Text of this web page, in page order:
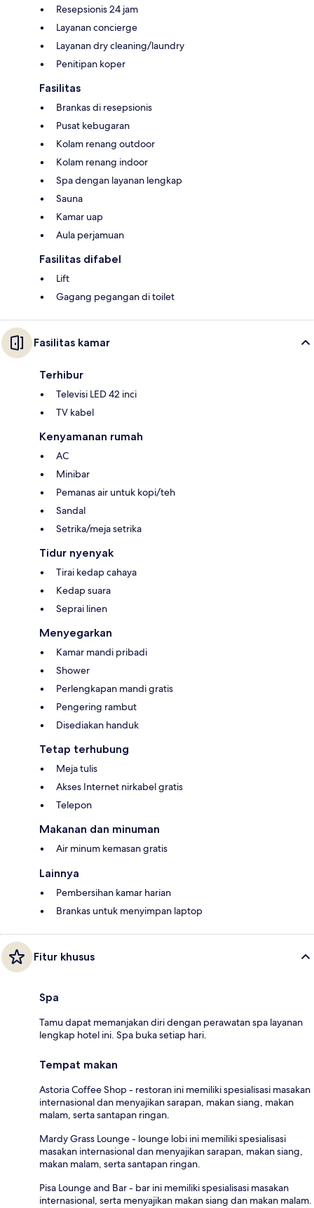
Resepsionis 24 jam
Layanan concierge
Layanan dry cleaning/laundry
Penitipan koper
Fasilitas
Brankas di resepsionis
Pusat kebugaran
Kolam renang outdoor
Kolam renang indoor
Spa dengan layanan lengkap
Sauna
Kamar uap
Aula perjamuan
Fasilitas difabel
Lift
Gagang pegangan di toilet
Fasilitas kamar
Terhibur
Televisi LED 42 inci
TV kabel
Kenyamanan rumah
AC
Minibar
Pemanas air untuk kopi/teh
Sandal
Setrika/meja setrika
Tidur nyenyak
Tirai kedap cahaya
Kedap suara
Seprai linen
Menyegarkan
Kamar mandi pribadi
Shower
Perlengkapan mandi gratis
Pengering rambut
Disediakan handuk
Tetap terhubung
Meja tulis
Akses Internet nirkabel gratis
Telepon
Makanan dan minuman
Air minum kemasan gratis
Lainnya
Pembersihan kamar harian
Brankas untuk menyimpan laptop
Fitur khusus
Spa
Tamu dapat memanjakan diri dengan perawatan spa layanan
lengkap hotel ini. Spa buka setiap hari.
Tempat makan
Astoria Coffee Shop - restoran ini memiliki spesialisasi masakan
internasional dan menyajikan sarapan, makan siang, makan
malam, serta santapan ringan.
Mardy Grass Lounge - lounge lobi ini memiliki spesialisasi
masakan internasional dan menyajikan sarapan, makan siang,
makan malam, serta santapan ringan.
Pisa Lounge and Bar - bar ini memiliki spesialisasi masakan
internasional, serta menyajikan makan siang dan makan malam.